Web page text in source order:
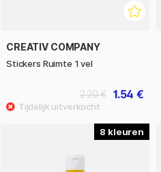
CREATIV COMPANY
Stickers Ruimte 1 vel
1.54 €
2.20 €
8